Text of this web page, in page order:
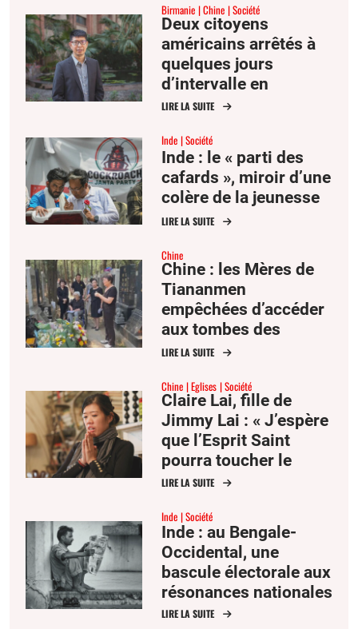
Birmanie Chine Société
Deux citoyens
américains arrêtés à
quelques jours
d’intervalle en
Birmanie et en Chine
LIRE LA SUITE
Inde Société
Inde : le « parti des
cafards », miroir d’une
colère de la jeunesse
LIRE LA SUITE
Chine
Chine : les Mères de
Tiananmen
empêchées d’accéder
aux tombes des
victimes du 4 juin
LIRE LA SUITE
Chine Eglises Société
Claire Lai, fille de
Jimmy Lai : « J’espère
que l’Esprit Saint
pourra toucher le
cœur du président Xi »
LIRE LA SUITE
Inde Société
Inde : au Bengale-
Occidental, une
bascule électorale aux
résonances nationales
LIRE LA SUITE